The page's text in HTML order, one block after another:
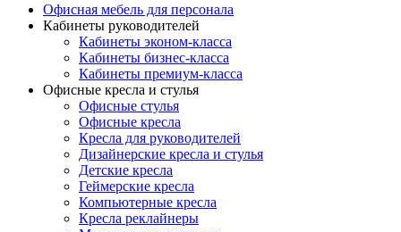
Офисная мебель для персонала
Кабинеты руководителей
Кабинеты эконом-класса
Кабинеты бизнес-класса
Кабинеты премиум-класса
Офисные кресла и стулья
Офисные стулья
Офисные кресла
Кресла для руководителей
Дизайнерские кресла и стулья
Детские кресла
Геймерские кресла
Компьютерные кресла
Кресла реклайнеры